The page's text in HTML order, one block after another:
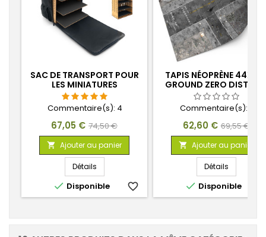
SAC DE TRANSPORT POUR
LES MINIATURES
Commentaire(s): 4
Prix
67,05 € Prix
de
base
74,50 €
 Ajouter au panier
Détails
 Disponible favorite_border
TAPIS NÉOPRÈNE
GROUND ZERO
AVEC ZONES DE
DÉPLOIEMENT
Commentaire(s):
Prix
62,60 € Prix
de
base
69,55 €
 Ajouter au panier
Détails
 Disponible